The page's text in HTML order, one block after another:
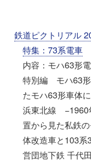
鉄道ピクトリアル
特集：73系電車
内容：モハ63形
特別編 モハ63形
たモハ63形車体
浜東北線 −1960
置から見た私鉄
体改造車と103系
営団地下鉄 千代